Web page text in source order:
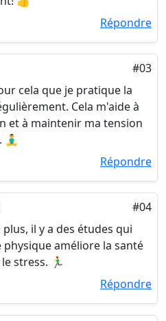
Répondre
#03
cela que je pratique la
Cela m'aide à
et à maintenir ma tension
Répondre
#04
plus, il y a des études qui
améliore la santé
stress. 🏃‍♂️
Répondre